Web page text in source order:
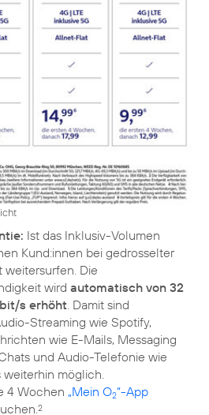
Ist das Inklusiv-Volumen
Kund:innen bei gedrosselter
weitersurfen. Die
wird automatisch von 32
s erhöht . Damit sind
Streaming wie Spotify,
wie E-Mails, Messaging
und Audio-Telefonie wie
möglich.
4 Wochen „Mein O2“-App
2